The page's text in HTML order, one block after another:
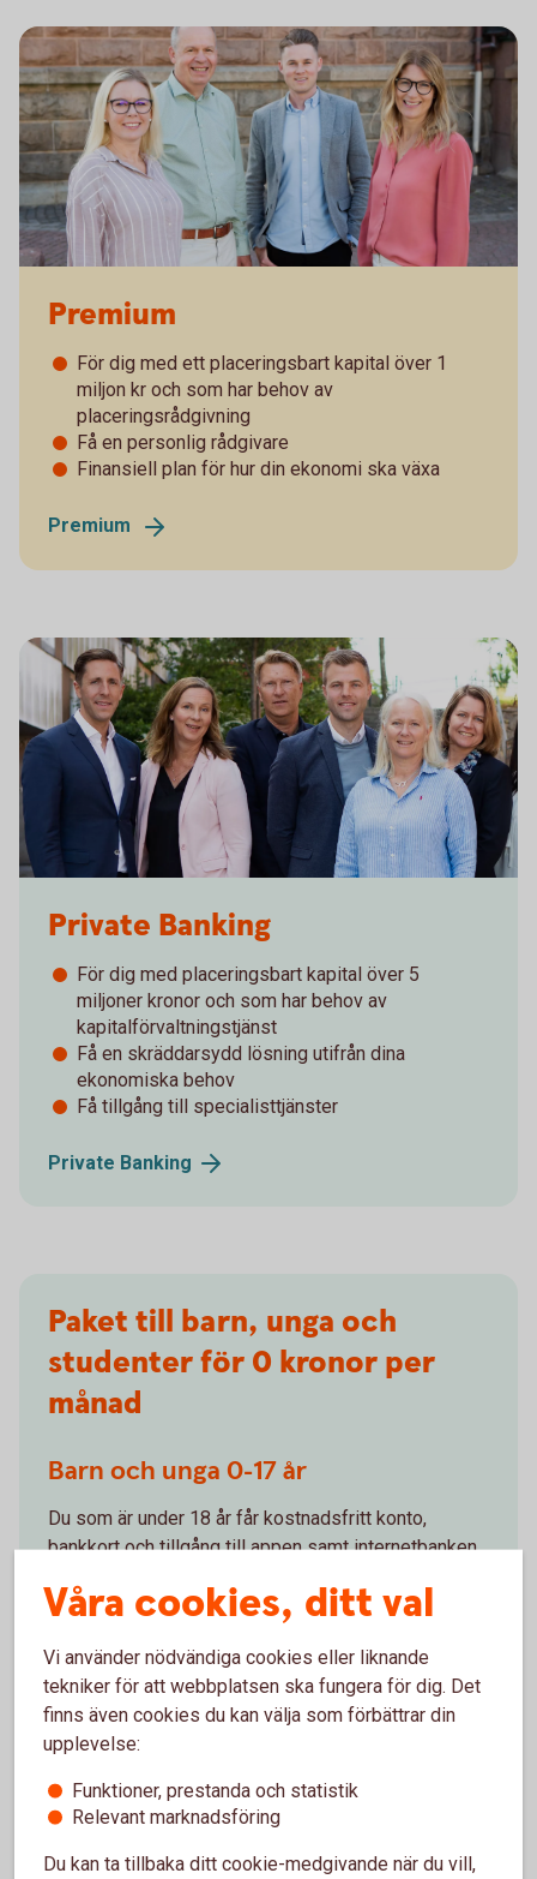
Premium
För dig med ett placeringsbart kapital över 1
miljon kr och som har behov av
placeringsrådgivning
Få en personlig rådgivare
Finansiell plan för hur din ekonomi ska växa
Premium
Private Banking
För dig med placeringsbart kapital över 5
miljoner kronor och som har behov av
kapitalförvaltningstjänst
Få en skräddarsydd lösning utifrån dina
ekonomiska behov
Få tillgång till specialisttjänster
Private Banking
Paket till barn, unga och
studenter för 0 kronor per
månad
Barn och unga 0-17 år
Du som är under 18 år får kostnadsfritt konto,
bankkort och tillgång till appen samt internetbanken
Ung 18-30 år och student
Du som är mellan 18-30 år får kostnadsfritt konto,
bankkort, Betal- och kreditkort Mastercard och
Våra cookies, ditt val
Vi använder nödvändiga cookies eller liknande
tekniker för att webbplatsen ska fungera för dig. Det
finns även cookies du kan välja som förbättrar din
upplevelse:
Funktioner, prestanda och statistik
Relevant marknadsföring
Du kan ta tillbaka ditt cookie-medgivande när du vill,